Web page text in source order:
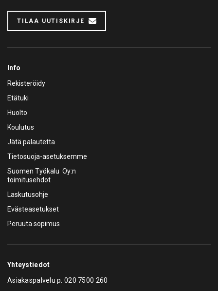
TILAA UUTISKIRJE
Info
Rekisteröidy
Etätuki
Huolto
Koulutus
Jätä palautetta
Tietosuoja-asetuksemme
Suomen Työkalu Oy:n
toimitusehdot
Laskutusohje
Evästeasetukset
Peruuta sopimus
Yhteystiedot
Asiakaspalvelu p.020 7500 260